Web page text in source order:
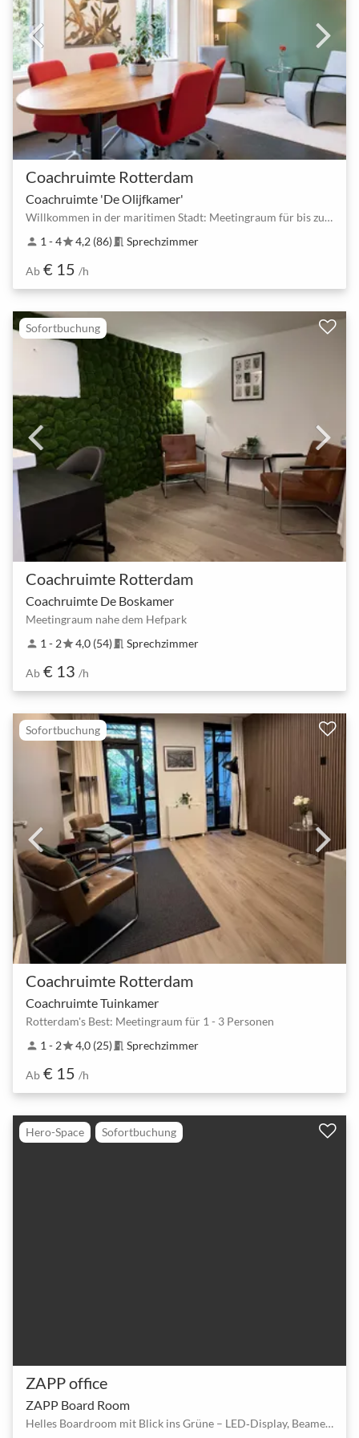
Coachruimte Rotterdam
Coachruimte 'De Olijfkamer'
Willkommen in der maritimen Stadt: Meetingraum für bis zu 3 Personen
person 1 - 4star4,2 (86) meeting_room Sprechzimmer
Ab € 15 /h
Sofortbuchung
Coachruimte Rotterdam
Coachruimte De Boskamer
Meetingraum nahe dem Hefpark
person 1 - 2star4,0 (54) meeting_room Sprechzimmer
Ab € 13 /h
Sofortbuchung
Coachruimte Rotterdam
Coachruimte Tuinkamer
Rotterdam's Best: Meetingraum für 1 - 3 Personen
person 1 - 2star4,0 (25) meeting_room Sprechzimmer
Ab € 15 /h
Hero-Space Sofortbuchung
ZAPP office
ZAPP Board Room
Helles Boardroom mit Blick ins Grüne – LED‑Display, Beamer und Espresso